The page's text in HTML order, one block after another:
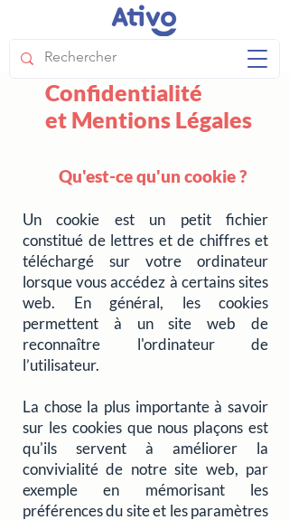
Politique de
Confidentialité
et Mentions Légales
Qu'est-ce qu'un cookie ?
Un cookie est un petit fichier
constitué de lettres et de chiffres et
téléchargé sur votre ordinateur
lorsque vous accédez à certains sites
web. En général, les cookies
permettent à un site web de
reconnaître l'ordinateur de
l’utilisateur.
La chose la plus importante à savoir
sur les cookies que nous plaçons est
qu'ils servent à améliorer la
convivialité de notre site web, par
exemple en mémorisant les
préférences du site et les paramètres